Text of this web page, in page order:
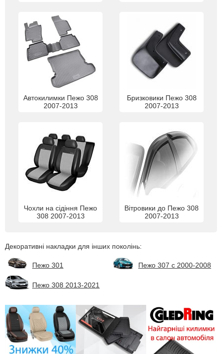
Автокилимки Пежо 308
2007-2013
Бризковики Пежо 308
2007-2013
Чохли на сідіння Пежо
308 2007-2013
Вітровики до Пежо 308
2007-2013
Декоративні накладки для інших поколінь:
Пежо 301 Пежо 307 с 2000-2008
Пежо 308 2013-2021